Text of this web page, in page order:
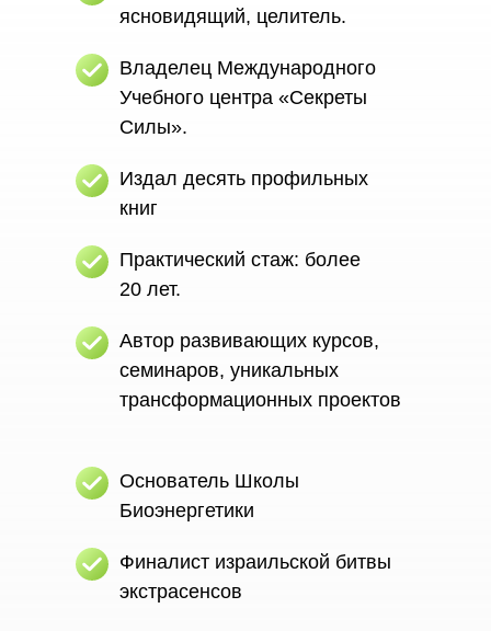
ясновидящий, целитель.
Практический стаж: более
20 лет.
Владелец Международного
Учебного центра «Секреты
Силы».
Автор развивающих курсов,
семинаров, уникальных
трансформационных проектов
Издал десять профильных
книг
Основатель Школы
Биоэнергетики
Финалист израильской битвы
экстрасенсов